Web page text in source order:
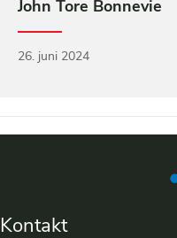
John Tore Bonnevie
26. juni 2024
Kontakt